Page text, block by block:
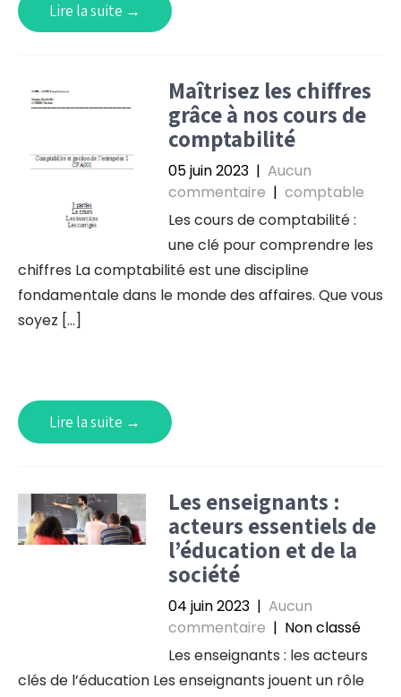
Lire la suite →
Maîtrisez les chiffres
grâce à nos cours de
comptabilité
05 juin 2023 | Aucun
commentaire | comptable
Les cours de comptabilité :
une clé pour comprendre les
chiffres La comptabilité est une discipline
fondamentale dans le monde des affaires. Que vous
soyez […]
Lire la suite →
Les enseignants :
acteurs essentiels de
l’éducation et de la
société
04 juin 2023 | Aucun
commentaire | Non classé
Les enseignants : les acteurs
clés de l’éducation Les enseignants jouent un rôle